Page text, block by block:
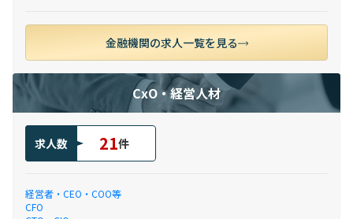
金融機関の求人一覧を見る
CxO・経営人材
求人数 21件
経営者・CEO・COO等
CFO